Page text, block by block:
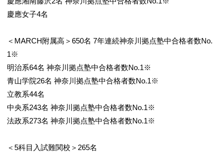
慶應女子4名
＜MARCH附属高＞650名 7年連続神奈川拠点塾中合格者数No.
1※
明治系64名 神奈川拠点塾中合格者数No.1※
青山学院26名 神奈川拠点塾中合格者数No.1※
立教系44名
中央系243名 神奈川拠点塾中合格者数No.1※
法政系273名 神奈川拠点塾中合格者数No.1※
＜5科目入試難関校＞265名